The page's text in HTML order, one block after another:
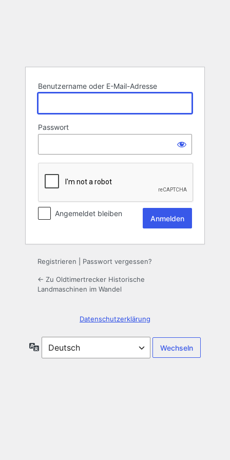
Benutzername oder E-Mail-Adresse
Passwort
Angemeldet bleiben
Registrieren Passwort vergessen?
← Zu Oldtimertrecker Historische
Landmaschinen im Wandel
Datenschutzerklärung
Sprache